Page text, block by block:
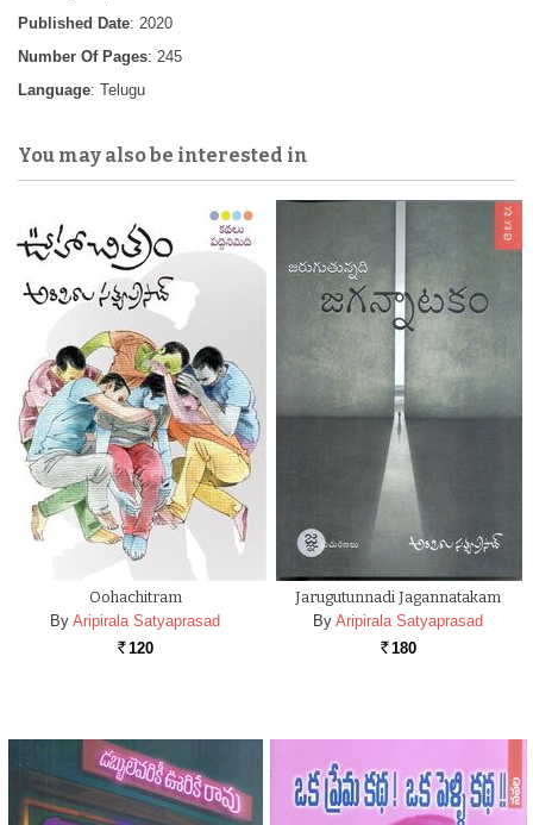
Published Date: 2020
Number Of Pages: 245
Language: Telugu
You may also be interested in
Oohachitram
By Aripirala Satyaprasad
Rs. 120
Jarugutunnadi Jagannatakam
By Aripirala Satyaprasad
Rs. 180